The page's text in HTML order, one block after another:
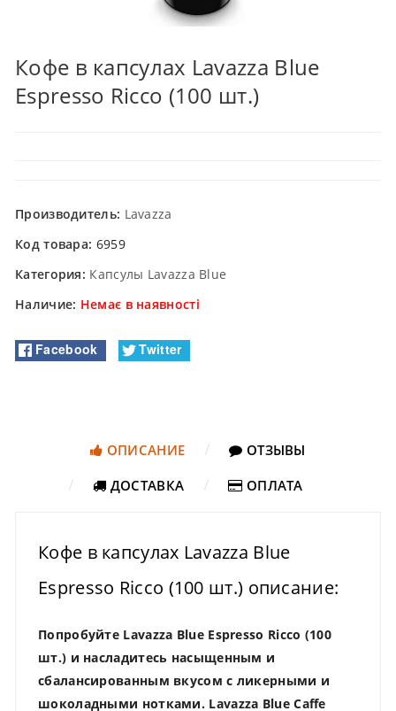
Кофе в капсулах Lavazza Blue
Espresso Ricco (100 шт.)
Производитель: Lavazza
Код товара: 6959
Категория: Капсулы Lavazza Blue
Наличие: Немає в наявності
Facebook Twitter
ОПИСАНИЕ
ОТЗЫВЫ
ДОСТАВКА
ОПЛАТА
Кофе в капсулах Lavazza Blue
Espresso Ricco (100 шт.) описание:
Попробуйте Lavazza Blue Espresso Ricco (100
шт.) и насладитесь насыщенным и
сбалансированным вкусом с ликерными и
шоколадными нотками. Lavazza Blue Caffe